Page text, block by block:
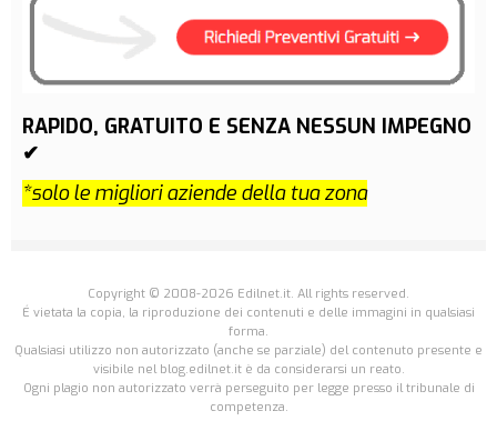
RAPIDO, GRATUITO E SENZA NESSUN IMPEGNO
✔
*solo le migliori aziende della tua zona
Copyright © 2008-2026 Edilnet.it. All rights reserved.
É vietata la copia, la riproduzione dei contenuti e delle immagini in qualsiasi
forma.
Qualsiasi utilizzo non autorizzato (anche se parziale) del contenuto presente e
visibile nel blog.edilnet.it è da considerarsi un reato.
Ogni plagio non autorizzato verrà perseguito per legge presso il tribunale di
competenza.